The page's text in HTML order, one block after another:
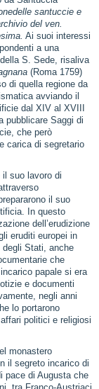
santuccie e
del ven.
Ai suoi interessi
a una
S. Sede, risaliva
(Roma 1759)
di quella regione da
avviando il
dal XIV al XVIII
pubblicare Saggi di
che però
carica di segretario
suo lavoro di
il suo
In questo
dell’erudizione
eruditi europei in
Stati, anche
che
papale si era
e documenti
negli anni
lo portarono
politici e religiosi
monastero
il segreto incarico di
pace di Augusta che